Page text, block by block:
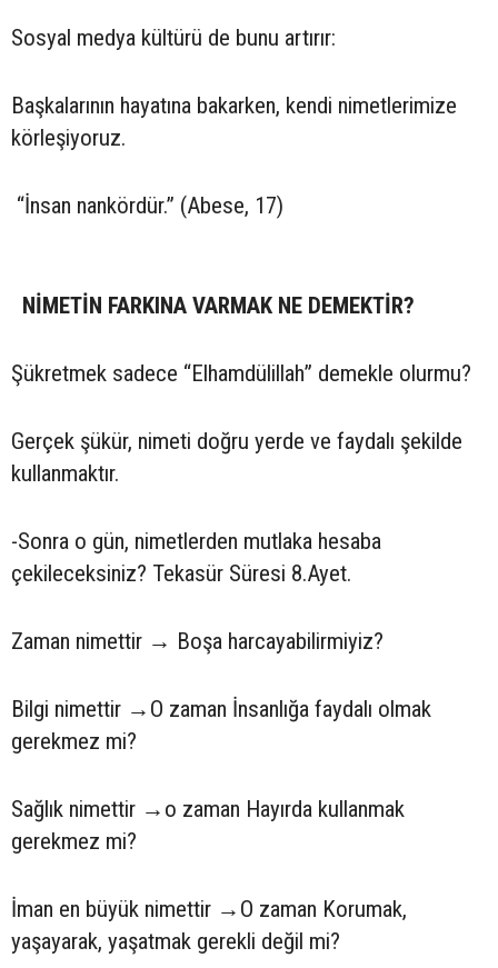
Sosyal medya kültürü de bunu artırır:
Başkalarının hayatına bakarken, kendi nimetlerimize
körleşiyoruz.
“İnsan nankördür.” (Abese, 17)
NİMETİN FARKINA VARMAK NE DEMEKTİR?
Şükretmek sadece “Elhamdülillah” demekle olurmu?
Gerçek şükür, nimeti doğru yerde ve faydalı şekilde
kullanmaktır.
-Sonra o gün, nimetlerden mutlaka hesaba
çekileceksiniz? Tekasür Süresi 8.Ayet.
Zaman nimettir → Boşa harcayabilirmiyiz?
Bilgi nimettir →O zaman İnsanlığa faydalı olmak
gerekmez mi?
Sağlık nimettir →o zaman Hayırda kullanmak
gerekmez mi?
İman en büyük nimettir →O zaman Korumak,
yaşayarak, yaşatmak gerekli değil mi?